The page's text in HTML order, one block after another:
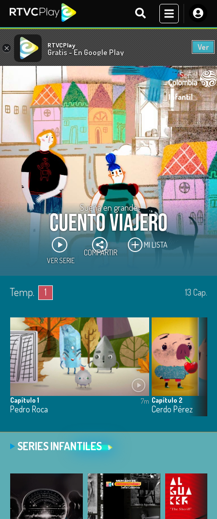
× RTVCPlay
Gratis - En Google Play
Ver
Infantil
Sueña en grande
Cuento viajero
VER SERIE
COMPARTIR
MI LISTA
Temp. 1 13 Cap.
Capítulo 1
Pedro Roca
7m Capítulo 2
Cerdo Pérez
SERIES INFANTILES